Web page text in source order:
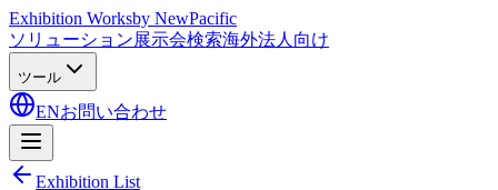
Exhibition Worksby NewPacific
ソリューション展示会検索海外法人向け
ツール
ENお問い合わせ
Exhibition List